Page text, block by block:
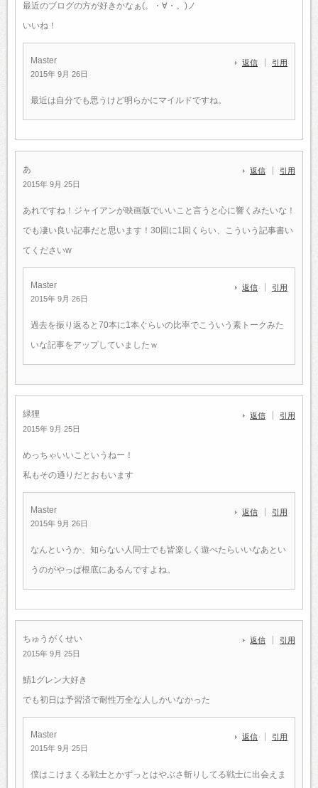
最近のブログの方が好きかなぁ(。・∀・。)ノ
いいね！
Master
2015年 9月 26日
返信 引用
最近は自分でも思うけど明らかにマイルドですね。
あ
2015年 9月 25日
返信 引用
あれですね！ジャイアンが映画版でいいこと言うと心に響くみたいな！
でも凄い良い記事だと思います！30回に1回くらい、こういう記事書い
てくださいw
Master
2015年 9月 26日
返信 引用
過去を振り返ると70本に1本ぐらいの比率でこういう素トークみた
いな記事をアップしていましたｗ
緑狸
2015年 9月 25日
返信 引用
めっちゃいいこというねー！
私もその通りだとおもいます
Master
2015年 9月 26日
返信 引用
なんというか、知らない人同士でも皆楽しく遊べたらいいなあとい
うのがやっぱ根底にあるんですよね。
ちゅうがくせい
2015年 9月 25日
返信 引用
鯖1グレン大好き
でも初日は予習済で耐性万全な人しかいなかった
Master
2015年 9月 25日
返信 引用
僕はこけまくる戦士とかずっとはやぶさ斬りしてる戦士に出会えま